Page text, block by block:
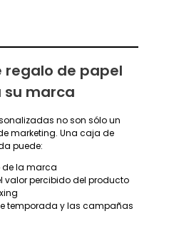
regalo de papel
su marca
no son sólo un
marketing. Una caja de
puede:
de la marca
valor percibido del producto
temporada y las campañas